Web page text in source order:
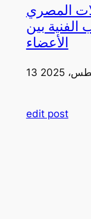
المصري
بين
الأعضاء
2025
edit post